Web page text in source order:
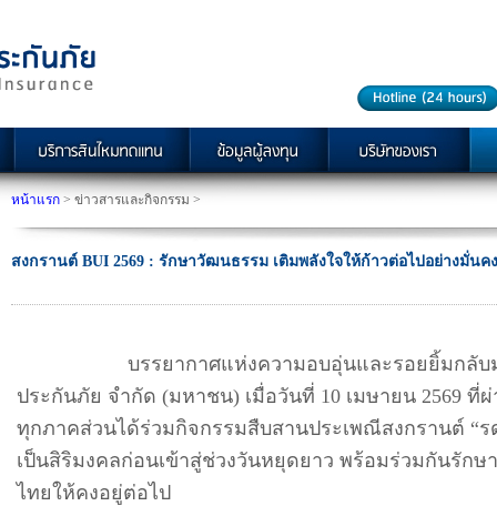
หน้าแรก > ข่าวสารและกิจกรรม >
สงกรานต์ BUI 2569 : รักษาวัฒนธรรม เติมพลังใจให้ก้าวต่อไปอย่างมั่นคง
บรรยากาศแห่งความอบอุ่นและรอยยิ้มกลับม
ประกันภัย จำกัด (มหาชน) เมื่อวันที่ 10 เมษายน 2569 ที่
ทุกภาคส่วนได้ร่วมกิจกรรมสืบสานประเพณีสงกรานต์ “
เป็นสิริมงคลก่อนเข้าสู่ช่วงวันหยุดยาว พร้อมร่วมกันรัก
ไทยให้คงอยู่ต่อไป